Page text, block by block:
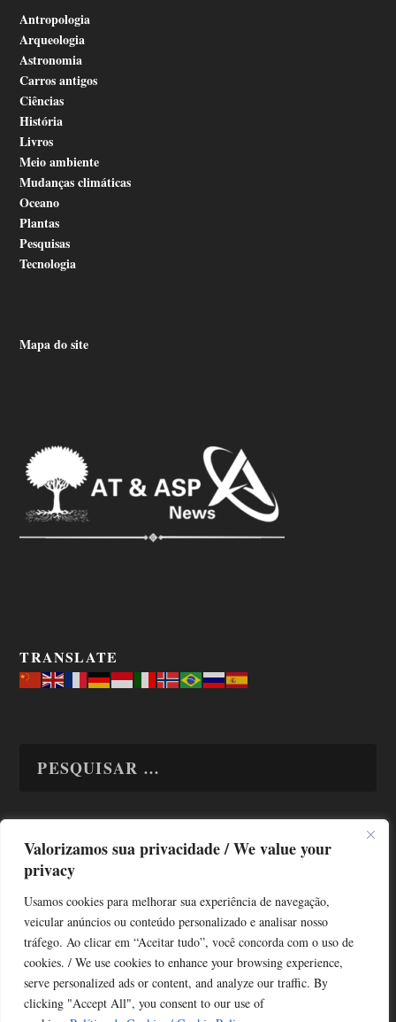
Valorizamos sua privacidade / We value your
privacy
Usamos cookies para melhorar sua experiência de navegação,
veicular anúncios ou conteúdo personalizado e analisar nosso
tráfego. Ao clicar em “Aceitar tudo”, você concorda com o uso de
cookies. / We use cookies to enhance your browsing experience,
serve personalized ads or content, and analyze our traffic. By
clicking "Accept All", you consent to our use of
Antropologia
Arqueologia
Astronomia
Carros antigos
Ciências
História
Livros
Meio ambiente
Mudanças climáticas
Oceano
Plantas
Pesquisas
Tecnologia
Mapa do site
TRANSLATE
TODAS OS ASSUNTOS
Copyright © Alô Tatuapé 2013 / 2026
Desenvolvido por ALOSP MKT DIGITAL